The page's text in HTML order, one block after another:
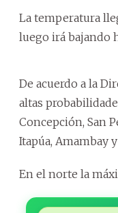
La temperatura
luego irá bajando
De acuerdo a la
altas
Concepción, San
Itapúa, Amambay
En el norte la